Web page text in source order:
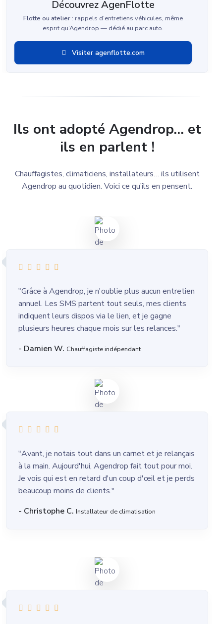
Découvrez AgenFlotte
Flotte ou atelier : rappels d’entretiens véhicules, même
esprit qu’Agendrop — dédié au parc auto.
Visiter agenflotte.com
Ils ont adopté Agendrop… et
ils en parlent !
Chauffagistes, climaticiens, installateurs… ils utilisent
Agendrop au quotidien. Voici ce qu’ils en pensent.
"Grâce à Agendrop, je n'oublie plus aucun entretien
annuel. Les SMS partent tout seuls, mes clients
indiquent leurs dispos via le lien, et je gagne
plusieurs heures chaque mois sur les relances."
- Damien W. Chauffagiste indépendant
"Avant, je notais tout dans un carnet et je relançais
à la main. Aujourd'hui, Agendrop fait tout pour moi.
Je vois qui est en retard d'un coup d'œil et je perds
beaucoup moins de clients."
- Christophe C. Installateur de climatisation